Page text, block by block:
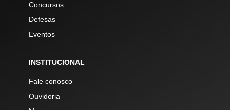
Concursos
Defesas
Eventos
INSTITUCIONAL
Fale conosco
Ouvidoria